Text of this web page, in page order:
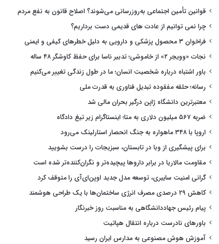
قوانین تأمین اجتماعی به‌روزرسانی می‌شوند؟ اصلاح قانون به نفع مردم
چرا نمی توانیم از عادت های قدیمی دست برداریم؟
فراخوان ۳ محصول پزشکی و دارویی به دلیل خطرهای کیفی و ایمنی
نجات «وویجر ۲» از خاموشی؛ تدبیر ناسا برای حفظ کاوشگر ۴۸ ساله
باور اشتباه درباره شخصیت انسان؛ ما در طول زندگی تغییر می‌کنیم
رسانه؛ حلقه مفقوده تبدیل فناوری به قدرت ملی
معتبرترین دانشگاه ژاپن درگیر بحران مالی شد
ضربه ۵۶۷ میلیون دلاری به متا؛ اینستاگرام زیر تیغ دادگاه
اروپا با ۳۴۸ ماهواره به جنگ انحصار استارلینک می‌رود
برای پیشگیری از وبا در تابستان، سبزیجات را درست بشویید
مقاومت مالاریا در برابر داروها پیچیده‌تر و نگران‌کننده‌تر شده است
گرانی امنیت سایبری، توسعه مدل جدید اوپن‌ای‌آی را متوقف کرد
کاهش ۲۹ درصدی مصرف انرژی ساختمان‌ها با یک طراحی هوشمند
پیام رئیس جهاددانشگاهی به مناسبت روز خبرنگار
باورهای نادرست درباره انتقال هپاتیت
آموزش هوش مصنوعی به مدارس ایران رسید